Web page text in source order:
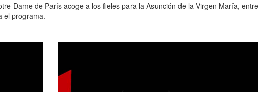
Dame de París acoge a los fieles para la Asunción de la Virgen María, entre
el programa.